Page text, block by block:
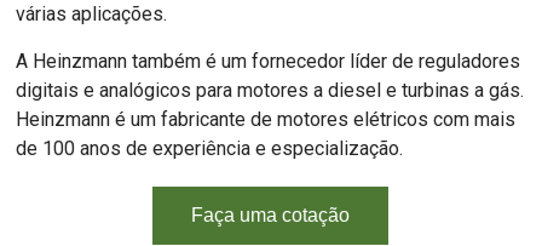
várias aplicações.
A Heinzmann também é um fornecedor líder de reguladores
digitais e analógicos para motores a diesel e turbinas a gás.
Heinzmann é um fabricante de motores elétricos com mais
de 100 anos de experiência e especialização.
Faça uma cotação